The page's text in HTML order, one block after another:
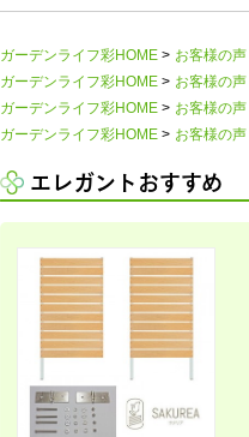
ガーデンライフ彩HOME > お客様の声
ガーデンライフ彩HOME > お客様の声
ガーデンライフ彩HOME > お客様の声
ガーデンライフ彩HOME > お客様の声
エレガントおすすめ